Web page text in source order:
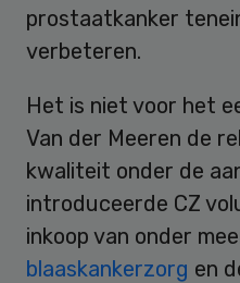
prostaatkanker
verbeteren.
Het is niet voor het
Van der Meeren de
kwaliteit onder de
introduceerde CZ
inkoop van onder
blaaskankerzorg en